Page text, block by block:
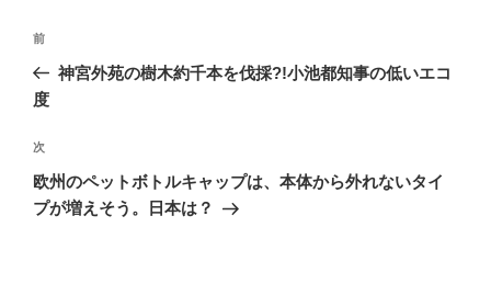
投
ナ
ゲ
ー
シ
前
の
投
前
神宮外苑の樹木約千本を伐採?!小池都知事の低いエコ
度
次
の
投
次
欧州のペットボトルキャップは、本体から外れないタイ
プが増えそう。日本は？